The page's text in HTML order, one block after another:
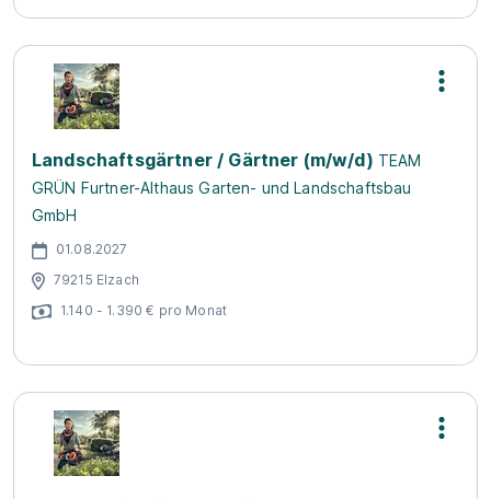
Landschaftsgärtner / Gärtner (m/w/d) TEAM
GRÜN Furtner-Althaus Garten- und Landschaftsbau
GmbH
01.08.2027
79215 Elzach
1.140 - 1.390 € pro Monat